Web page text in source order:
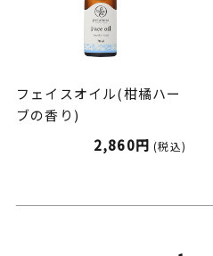
フェイスオイル(柑橘ハー
ブの香り)
2,860円 (税込)